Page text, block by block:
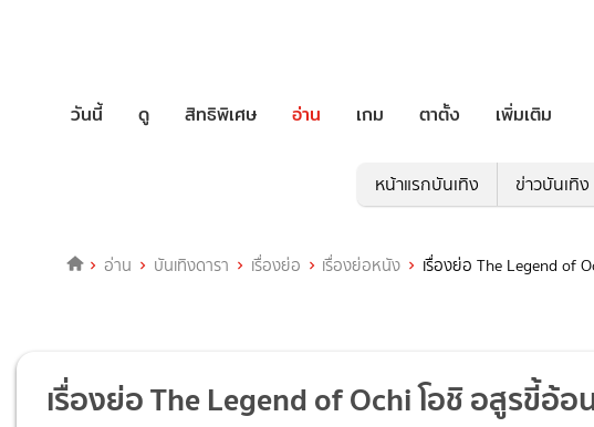
วันนี้ ดู สิทธิพิเศษ อ่าน เกม ตาตั้ง เพิ่มเติม
หน้าแรกบันเทิง ข่าวบันเทิง
อ่าน บันเทิงดารา เรื่องย่อ เรื่องย่อหนัง เรื่องย่อ The Legend of
เรื่องย่อ The Legend of Ochi โอชิ อสูรขี้อ้